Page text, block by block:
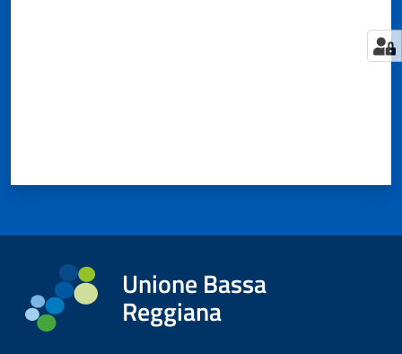
Unione Bassa
Reggiana